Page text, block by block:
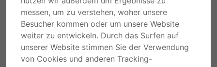
messen, um zu verstehen, woher unsere
Besucher kommen oder um unsere Website
weiter zu entwickeln. Durch das Surfen auf
unserer Website stimmen Sie der Verwendung
von Cookies und anderen Tracking-